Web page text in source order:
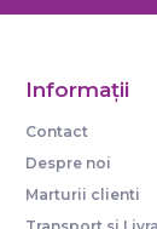
Informaţii
Contact
Despre noi
Marturii clienti